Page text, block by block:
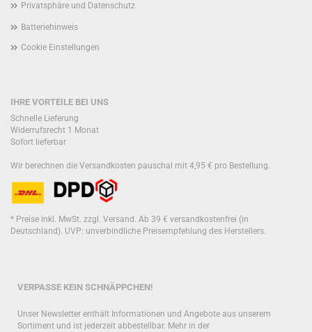
Privatsphäre und Datenschutz
Batteriehinweis
Cookie Einstellungen
IHRE VORTEILE BEI UNS
Schnelle Lieferung
Widerrufsrecht 1 Monat
Sofort lieferbar
Wir berechnen die Versandkosten pauschal mit 4,95 € pro Bestellung.
* Preise inkl. MwSt. zzgl. Versand. Ab 39 € versandkostenfrei (in
Deutschland). UVP: unverbindliche Preisempfehlung des Herstellers.
VERPASSE KEIN SCHNÄPPCHEN!
Unser Newsletter enthält Informationen und Angebote aus unserem
Sortiment und ist jederzeit abbestellbar. Mehr in der